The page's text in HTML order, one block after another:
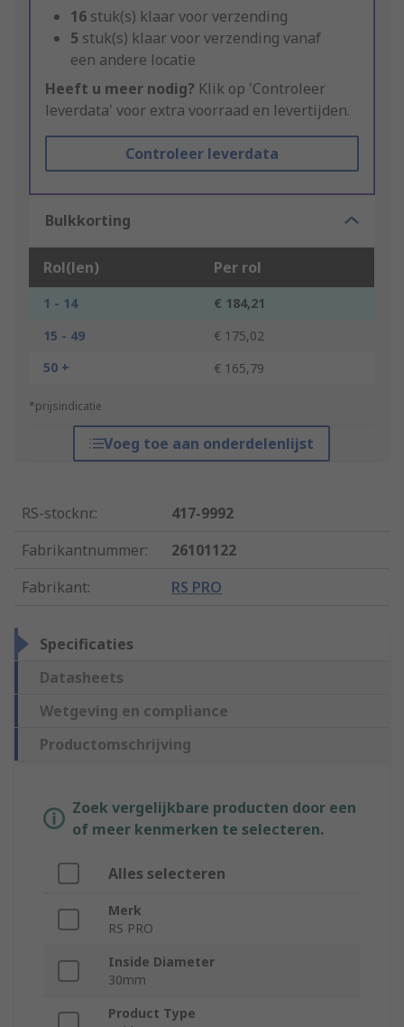
16 stuk(s) klaar voor verzending
5 stuk(s) klaar voor verzending vanaf
een andere locatie
Heeft u meer nodig? Klik op 'Controleer
leverdata' voor extra voorraad en levertijden.
Controleer leverdata
Bulkkorting
Rol(len) Per rol
1 - 14
€ 184,21
15 - 49
€ 175,02
50 +
€ 165,79
*prijsindicatie
Voeg toe aan onderdelenlijst
RS-stocknr.:
417-9992
Fabrikantnummer:
26101122
Fabrikant: RS PRO
Specificaties
Datasheets
Wetgeving en compliance
Productomschrijving
Zoek vergelijkbare producten door een
of meer kenmerken te selecteren.
Alles selecteren
Merk
RS PRO
Inside Diameter
30mm
Product Type